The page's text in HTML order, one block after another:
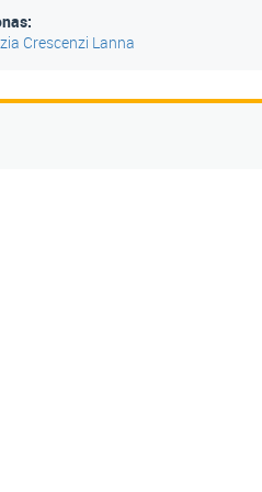
Crescenzi Lanna